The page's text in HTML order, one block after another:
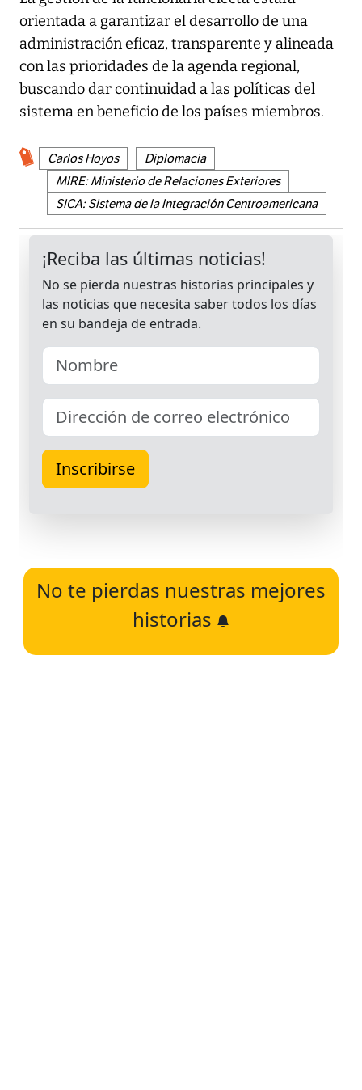
orientada a garantizar el desarrollo de una
administración eficaz, transparente y alineada
con las prioridades de la agenda regional,
buscando dar continuidad a las políticas del
sistema en beneficio de los países miembros.
Carlos Hoyos
Diplomacia
MIRE: Ministerio de Relaciones Exteriores
SICA: Sistema de la Integración Centroamericana
No te pierdas nuestras mejores
historias